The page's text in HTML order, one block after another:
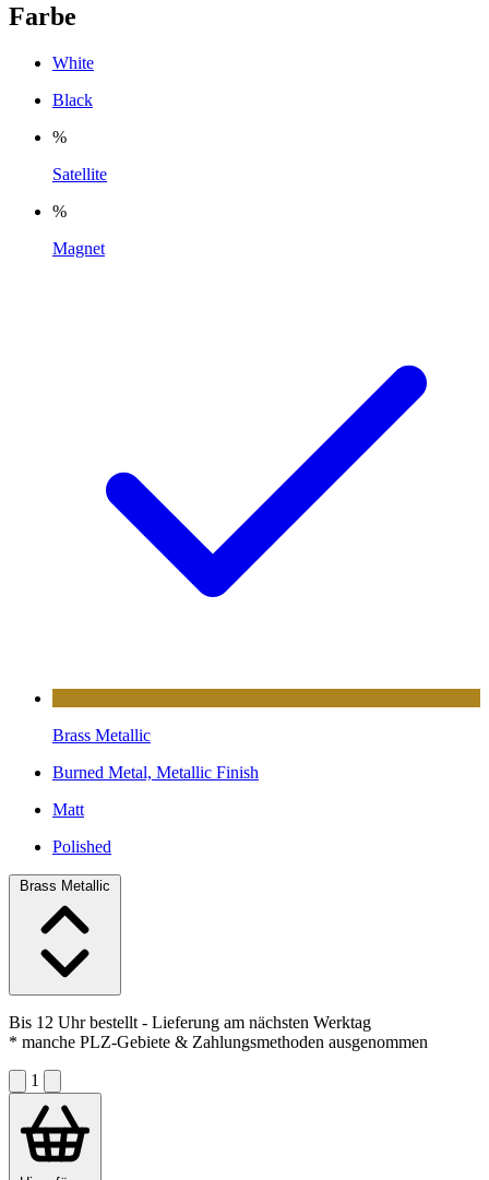
Farbe
White
Black
%
Satellite
%
Magnet
Brass Metallic
Burned Metal, Metallic Finish
Matt
Polished
Brass Metallic
Bis 12 Uhr bestellt - Lieferung am nächsten Werktag
* manche PLZ-Gebiete & Zahlungsmethoden ausgenommen
1